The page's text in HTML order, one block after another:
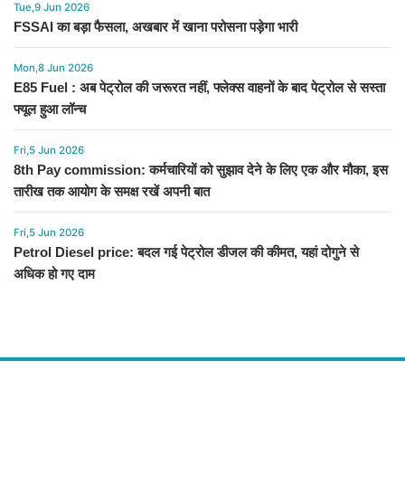
Tue,9 Jun 2026
FSSAI का बड़ा फैसला, अखबार में खाना परोसना पड़ेगा भारी
Mon,8 Jun 2026
E85 Fuel : अब पेट्रोल की जरूरत नहीं, फ्लेक्स वाहनों के बाद पेट्रोल से सस्ता
फ्यूल हुआ लॉन्च
Fri,5 Jun 2026
8th Pay commission: कर्मचारियों को सुझाव देने के लिए एक और मौका, इस
तारीख तक आयोग के समक्ष रखें अपनी बात
Fri,5 Jun 2026
Petrol Diesel price: बदल गई पेट्रोल डीजल की कीमत, यहां दोगुने से
अधिक हो गए दाम